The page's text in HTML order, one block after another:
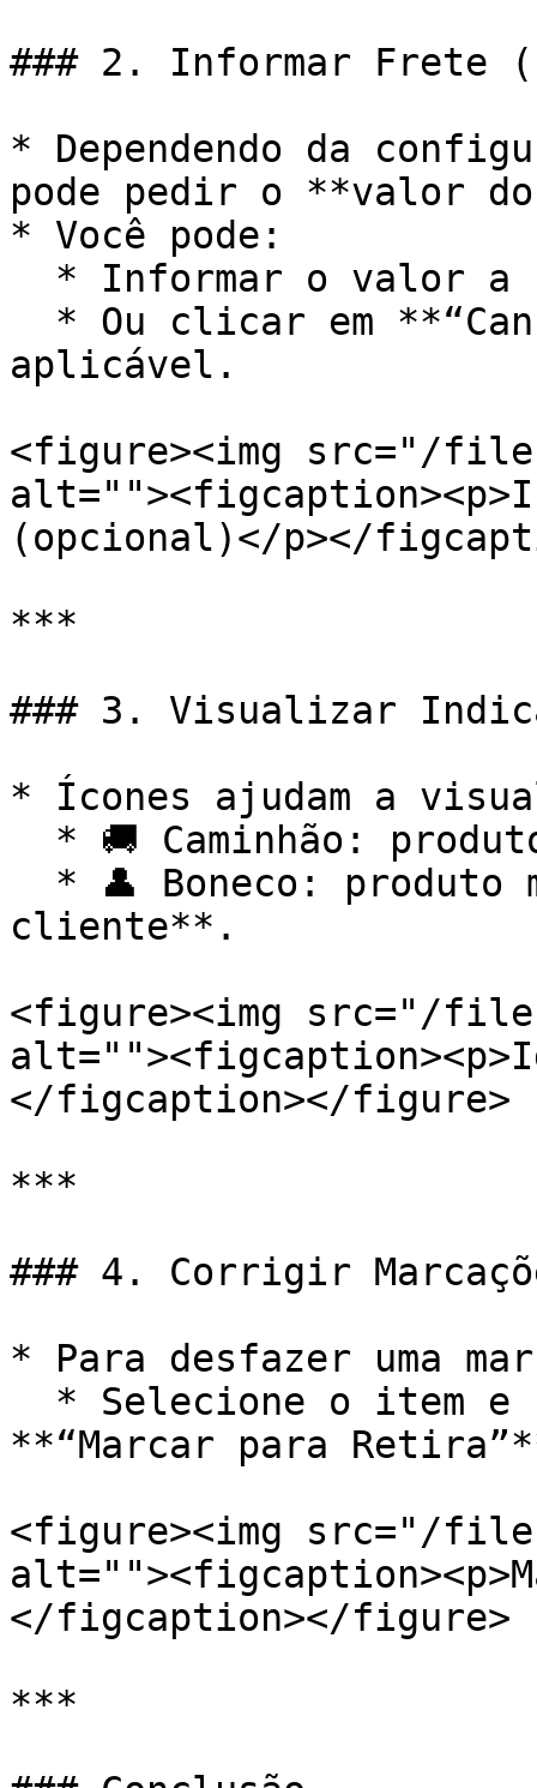
### 2. Informar Frete
* Dependendo da
pode pedir o **valor
* Você pode:
aplicável.
<figure><img src="/
(opcional)</p></
***
### 3. Visualizar
* Ícones ajudam a
cliente**.
<figure><img src="/
</figcaption></figure>
***
### 4. Corrigir
* Para desfazer uma
**“Marcar para
<figure><img src="/files/
</figcaption></figure>
***